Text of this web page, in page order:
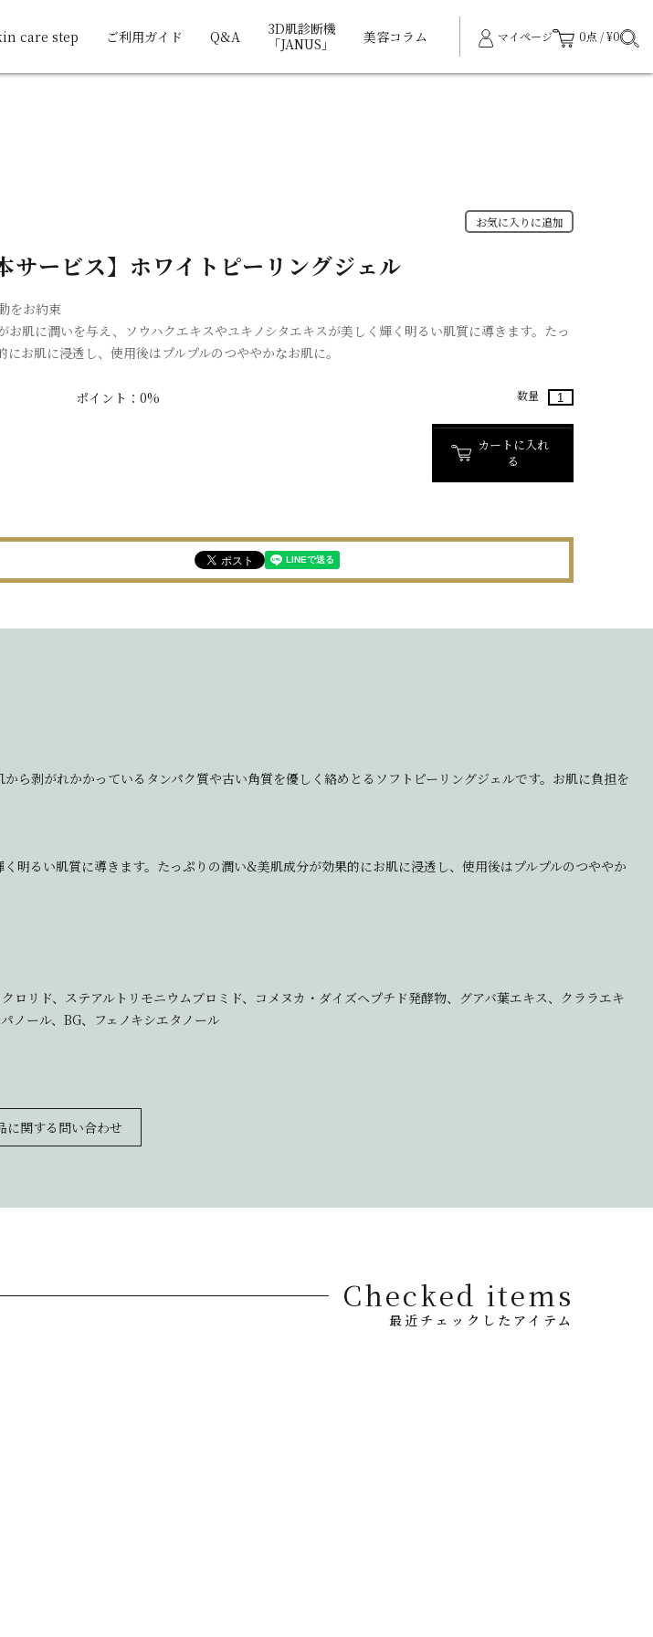
care step ご利用ガイド Q&A
3D肌診断機
「JANUS」
美容コラム マイページ 0点 / ¥0
お気に入りに追加
サービス】ホワイトピーリングジェル
をお約束
お肌に潤いを与え、ソウハクエキスやユキノシタエキスが美しく輝く明るい肌質に導きます。たっ
お肌に浸透し、使用後はプルプルのつややかなお肌に。
ポイント：0% 数量
カートに入れ
る
ら剥がれかかっているタンパク質や古い角質を優しく絡めとるソフトピーリングジェルです。お肌に負担を
明るい肌質に導きます。たっぷりの潤い&美肌成分が効果的にお肌に浸透し、使用後はプルプルのつややか
リド、ステアルトリモニウムブロミド、コメヌカ・ダイズヘプチド発酵物、グアバ葉エキス、クララエキ
ノール、BG、フェノキシエタノール
に関する問い合わせ
Checked items
最近チェックしたアイテム